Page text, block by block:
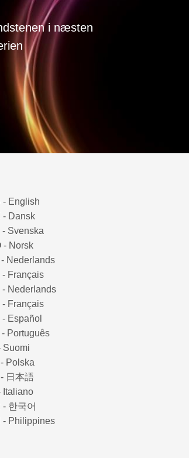
i næsten
- English
- Dansk
- Svenska
- Norsk
- Nederlands
- Français
- Nederlands
- Français
- Español
- Português
Suomi
Polska
日本語
Italiano
- 한국어
- Philippines